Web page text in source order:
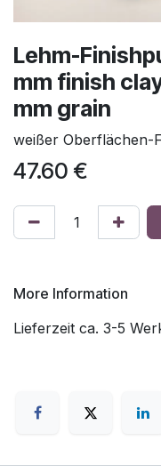
Lehm-
mm finish
mm grain
weißer Oberflächen-
47.60 €
More Information
Lieferzeit ca. 3-5